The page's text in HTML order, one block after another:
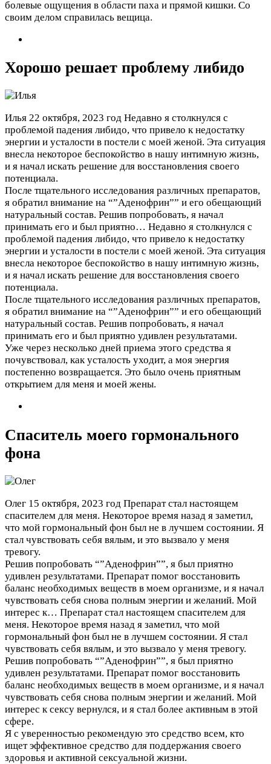
болевые ощущения в области паха и прямой кишки. Со
своим делом справилась вещица.
Хорошо решает проблему либидо
Илья 22 октября, 2023 год Недавно я столкнулся с
проблемой падения либидо, что привело к недостатку
энергии и усталости в постели с моей женой. Эта ситуация
внесла некоторое беспокойство в нашу интимную жизнь,
и я начал искать решение для восстановления своего
потенциала.
После тщательного исследования различных препаратов,
я обратил внимание на “”Аденофрин”” и его обещающий
натуральный состав. Решив попробовать, я начал
принимать его и был приятно… Недавно я столкнулся с
проблемой падения либидо, что привело к недостатку
энергии и усталости в постели с моей женой. Эта ситуация
внесла некоторое беспокойство в нашу интимную жизнь,
и я начал искать решение для восстановления своего
потенциала.
После тщательного исследования различных препаратов,
я обратил внимание на “”Аденофрин”” и его обещающий
натуральный состав. Решив попробовать, я начал
принимать его и был приятно удивлен результатами.
Уже через несколько дней приема этого средства я
почувствовал, как усталость уходит, а моя энергия
постепенно возвращается. Это было очень приятным
открытием для меня и моей жены.
Спаситель моего гормонального
фона
Олег 15 октября, 2023 год Препарат стал настоящем
спасителем для меня. Некоторое время назад я заметил,
что мой гормональный фон был не в лучшем состоянии. Я
стал чувствовать себя вялым, и это вызвало у меня
тревогу.
Решив попробовать “”Аденофрин””, я был приятно
удивлен результатами. Препарат помог восстановить
баланс необходимых веществ в моем организме, и я начал
чувствовать себя снова полным энергии и желаний. Мой
интерес к… Препарат стал настоящем спасителем для
меня. Некоторое время назад я заметил, что мой
гормональный фон был не в лучшем состоянии. Я стал
чувствовать себя вялым, и это вызвало у меня тревогу.
Решив попробовать “”Аденофрин””, я был приятно
удивлен результатами. Препарат помог восстановить
баланс необходимых веществ в моем организме, и я начал
чувствовать себя снова полным энергии и желаний. Мой
интерес к сексу вернулся, и я стал более активным в этой
сфере.
Я с уверенностью рекомендую это средство всем, кто
ищет эффективное средство для поддержания своего
здоровья и активной сексуальной жизни.